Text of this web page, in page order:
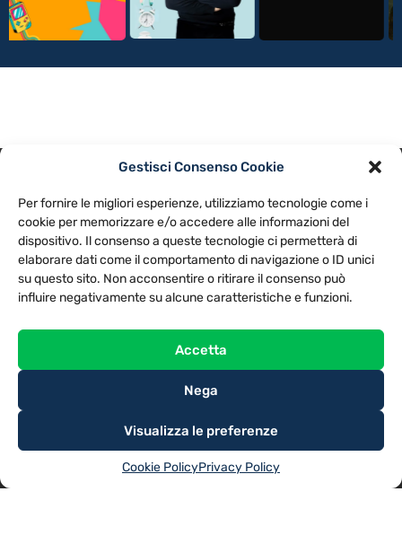
Gestisci Consenso Cookie
Per fornire le migliori esperienze, utilizziamo tecnologie come i
cookie per memorizzare e/o accedere alle informazioni del
dispositivo. Il consenso a queste tecnologie ci permetterà di
elaborare dati come il comportamento di navigazione o ID unici
su questo sito. Non acconsentire o ritirare il consenso può
influire negativamente su alcune caratteristiche e funzioni.
Accetta
Nega
Visualizza le preferenze
Cookie PolicyPrivacy Policy
NOTE LEGALI
CONTATTACI PREFERENZE
TV LIBERA S.P.A.
Via Monteleonese 95/21 – 51100 Pistoia (PT)
Tel. 0573.9136 / Fax 0573.913615